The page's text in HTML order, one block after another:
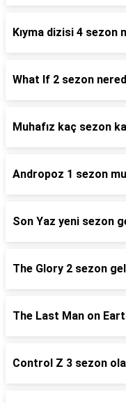
Kıyma dizisi 4 sezon
What If 2 sezon
Muhafız kaç sezon
Andropoz 1 sezon
Son Yaz yeni sezon
The Glory 2 sezon
The Last Man on
Control Z 3 sezon